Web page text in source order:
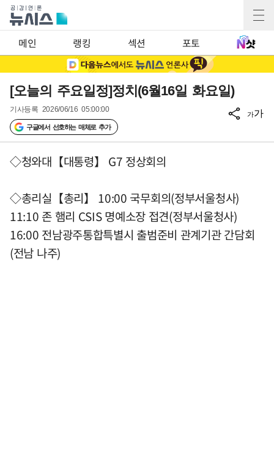
메인 랭킹 섹션 포토
[오늘의 주요일정]정치(6월16일 화요일)
기사등록 2026/06/16 05:00:00
구글에서 선호하는 매체로 추가
가가
◇청와대【대통령】 G7 정상회의
◇총리실【총리】 10:00 국무회의(정부서울청사)
11:10 존 햄리 CSIS 명예소장 접견(정부서울청사)
16:00 전남광주통합특별시 출범준비 관계기관 간담회
(전남 나주)